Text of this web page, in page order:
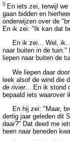
9 En iets zei, terwijl
gaan bidden en
onderwijzen over de
En ik zei: "Ik kan dat
En ik zei... Wel, ik...
naar buiten in de tuin."
liepen naar buiten de
We liepen daar
leek alsof de wind die
de rivier... En ik stond
bepaald iets waarover
En hij zei: "Maar,
dertig jaar geleden dit
daar?" Dat deed me
heen naar beneden